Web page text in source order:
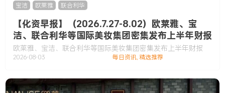
宝洁 欧莱雅 联合利华
【化资早报】（2026.7.27-8.02）欧莱雅、宝
洁、联合利华等国际美妆集团密集发布上半年财报
欧莱雅、宝洁、联合利华等国际美妆集团密集发布上半年财报
2026-08-03 每日资讯,精选推荐